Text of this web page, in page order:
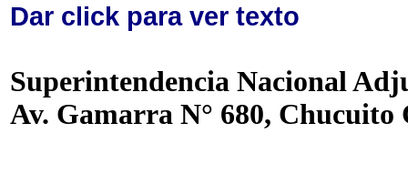
Dar click para ver texto
Superintendencia Nacional
Av. Gamarra N° 680, Chucuito